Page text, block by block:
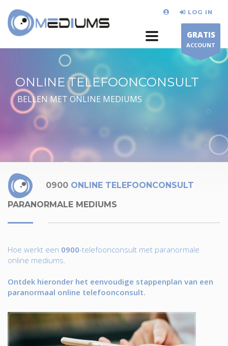
LOG IN
GRATIS
ACCOUNT
ONLINE TELEFOONCONSULT
BELLEN MET ONLINE MEDIUMS
0900 ONLINE TELEFOONCONSULT
PARANORMALE MEDIUMS
Hoe werkt een 0900-telefoonconsult met paranormale
online mediums.
Ontdek hieronder het eenvoudige stappenplan van een
paranormaal online telefoonconsult.